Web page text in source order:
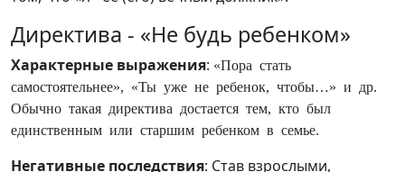
Директива - «Не будь ребенком»
Характерные выражения: «Пора стать
самостоятельнее», «Ты уже не ребенок, чтобы…» и др.
Обычно такая директива достается тем, кто был
единственным или старшим ребенком в семье.
Негативные последствия: Став взрослыми,